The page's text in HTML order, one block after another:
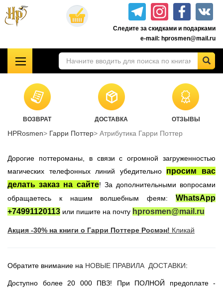
Перейти
Следите за скидками и подарками
e-mail: hprosmen@mail.ru
Комплекты книг о Гарри Поттере
Акционные товары к комплекту 7 книг Росмэн
Учебники Хогвартса
Гарри Поттер на английском
Настольные игры
Атрибутика Гарри Поттер
Одежда Гарри Поттер
Новогодние игрушки
ВОЗВРАТ ДОСТАВКА ОТЗЫВЫ
HPRosmen Гарри Поттер Атрибутика Гарри Поттер
Дорогие поттероманы, в связи с огромной загруженностью
магических телефонных линий убедительно просим вас
делать заказ на сайте! За дополнительными вопросами
обращаетесь к нашим волшебным феям:
WhatsApp
+74991120113 или пишите на почту hprosmen@mail.ru
Акция -30% на книги о Гарри Поттере Росмэн! Кликай
Обратите внимание на НОВЫЕ ПРАВИЛА ДОСТАВКИ:
Доступно более 20 000 ПВЗ! При ПОЛНОЙ предоплате -